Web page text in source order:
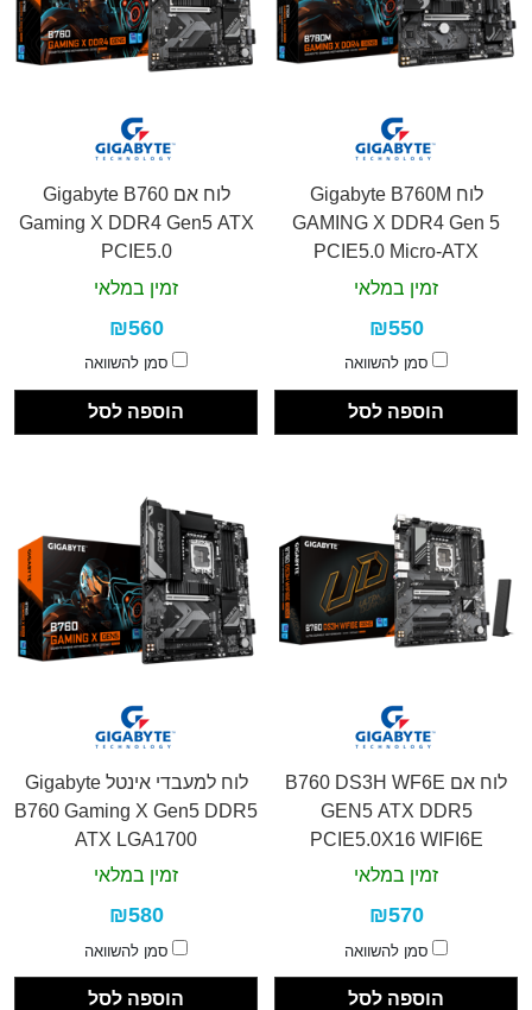
לוח Gigabyte B760M
GAMING X DDR4 Gen 5
PCIE5.0 Micro-ATX
LGA1700
זמין במלאי
₪550
סמן להשוואה
הוספה לסל
לוח אם Gigabyte B760
Gaming X DDR4 Gen5 ATX
PCIE5.0
זמין במלאי
₪560
סמן להשוואה
הוספה לסל
לוח אם B760 DS3H WF6E
GEN5 ATX DDR5
PCIE5.0X16 WIFI6E
Gigabyte
זמין במלאי
₪570
סמן להשוואה
הוספה לסל
לוח למעבדי אינטל Gigabyte
B760 Gaming X Gen5 DDR5
ATX LGA1700
זמין במלאי
₪580
סמן להשוואה
הוספה לסל